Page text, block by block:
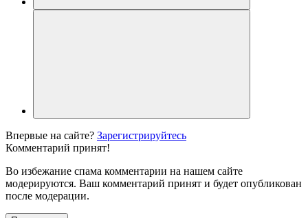
Впервые на сайте? Зарегистрируйтесь
Комментарий принят!
Во избежание спама комментарии на нашем сайте
модерируются. Ваш комментарий принят и будет опубликован
после модерации.